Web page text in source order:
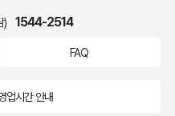
) 1544-2514
FAQ
업시간 안내